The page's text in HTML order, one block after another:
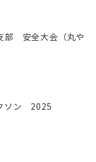
部 安全大会（丸や
ソン 2025